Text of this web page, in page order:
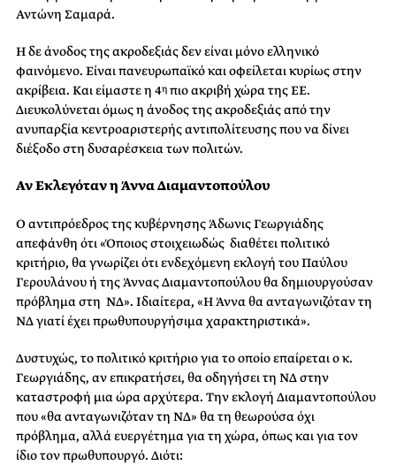
Αντώνη Σαμαρά.
Η δε άνοδος της ακροδεξιάς δεν είναι μόνο ελληνικό
φαινόμενο. Είναι πανευρωπαϊκό και οφείλεται κυρίως στην
ακρίβεια. Και είμαστε η 4η πιο ακριβή χώρα της ΕΕ.
Διευκολύνεται όμως η άνοδος της ακροδεξιάς από την
ανυπαρξία κεντροαριστερής αντιπολίτευσης που να δίνει
διέξοδο στη δυσαρέσκεια των πολιτών.
Αν Εκλεγόταν η Άννα Διαμαντοπούλου
Ο αντιπρόεδρος της κυβέρνησης Άδωνις Γεωργιάδης
απεφάνθη ότι «Όποιος στοιχειωδώς διαθέτει πολιτικό
κριτήριο, θα γνωρίζει ότι ενδεχόμενη εκλογή του Παύλου
Γερουλάνου ή της Άννας Διαμαντοπούλου θα δημιουργούσαν
πρόβλημα στη ΝΔ». Ιδιαίτερα, «Η Άννα θα ανταγωνιζόταν τη
ΝΔ γιατί έχει πρωθυπουργήσιμα χαρακτηριστικά».
Δυστυχώς, το πολιτικό κριτήριο για το οποίο επαίρεται ο κ.
Γεωργιάδης, αν επικρατήσει, θα οδηγήσει τη ΝΔ στην
καταστροφή μια ώρα αρχύτερα. Την εκλογή Διαμαντοπούλου
που «θα ανταγωνιζόταν τη ΝΔ» θα τη θεωρούσα όχι
πρόβλημα, αλλά ευεργέτημα για τη χώρα, όπως και για τον
ίδιο τον πρωθυπουργό. Διότι: